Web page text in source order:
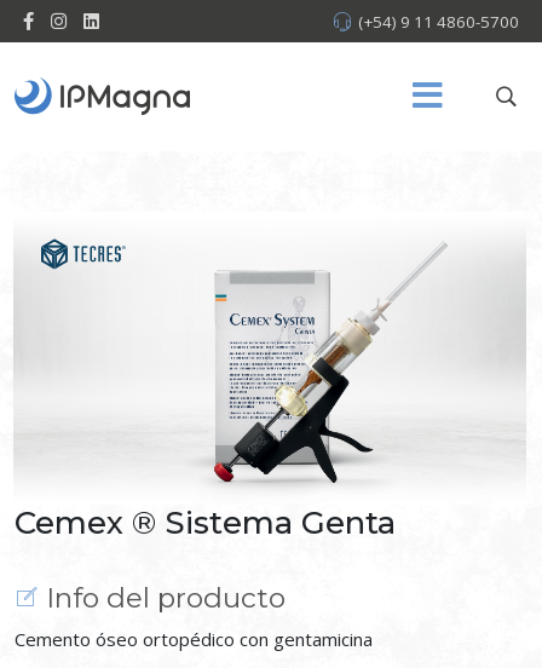
(+54) 9 11 4860-5700
Cemex ® Sistema Genta
Info del producto
Cemento óseo ortopédico con gentamicina